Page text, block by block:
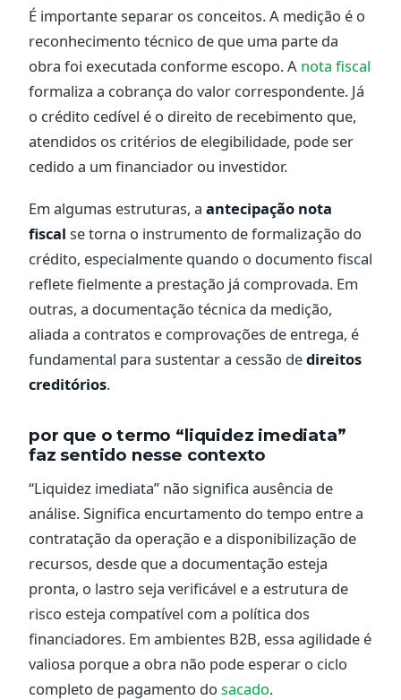
É importante separar os conceitos. A medição é o
reconhecimento técnico de que uma parte da
obra foi executada conforme escopo. A nota fiscal
formaliza a cobrança do valor correspondente. Já
o crédito cedível é o direito de recebimento que,
atendidos os critérios de elegibilidade, pode ser
cedido a um financiador ou investidor.
Em algumas estruturas, a antecipação nota
fiscal se torna o instrumento de formalização do
crédito, especialmente quando o documento fiscal
reflete fielmente a prestação já comprovada. Em
outras, a documentação técnica da medição,
aliada a contratos e comprovações de entrega, é
fundamental para sustentar a cessão dedireitos
creditórios.
por que o termo “liquidez imediata”
faz sentido nesse contexto
“Liquidez imediata” não significa ausência de
análise. Significa encurtamento do tempo entre a
contratação da operação e a disponibilização de
recursos, desde que a documentação esteja
pronta, o lastro seja verificável e a estrutura de
risco esteja compatível com a política dos
financiadores. Em ambientes B2B, essa agilidade é
valiosa porque a obra não pode esperar o ciclo
completo de pagamento do sacado.